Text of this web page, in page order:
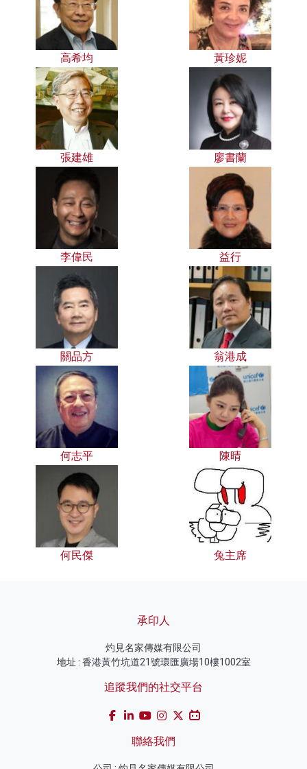
高希均 黃珍妮
張建雄 廖書蘭
李偉民 益行
關品方 翁港成
何志平 陳晴
何民傑 兔主席
承印人
灼見名家傳媒有限公司
地址 : 香港黃竹坑道21號環匯廣場10樓1002室
追蹤我們的社交平台
聯絡我們